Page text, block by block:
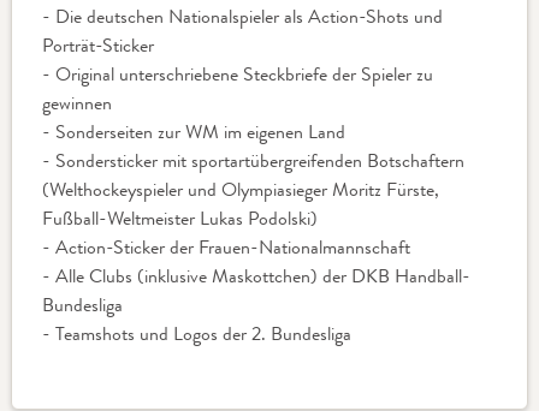
- Die deutschen Nationalspieler als Action-Shots und
Porträt-Sticker
​- Original unterschriebene Steckbriefe der Spieler zu
gewinnen
- Sonderseiten zur WM im eigenen Land
- Sondersticker mit sportartübergreifenden Botschaftern
(Welthockeyspieler und Olympiasieger Moritz Fürste,
Fußball-Weltmeister Lukas Podolski)
- Action-Sticker der Frauen-Nationalmannschaft
- Alle Clubs (inklusive Maskottchen) der DKB Handball-
Bundesliga
- Teamshots und Logos der 2. Bundesliga